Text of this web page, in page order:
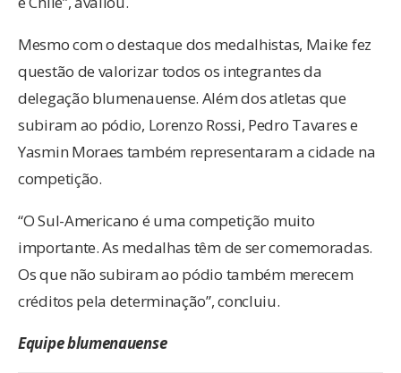
Mesmo com o destaque dos medalhistas, Maike fez
questão de valorizar todos os integrantes da
delegação blumenauense. Além dos atletas que
subiram ao pódio, Lorenzo Rossi, Pedro Tavares e
Yasmin Moraes também representaram a cidade na
competição.
“O Sul-Americano é uma competição muito
importante. As medalhas têm de ser comemoradas.
Os que não subiram ao pódio também merecem
créditos pela determinação”, concluiu.
Equipe blumenauense